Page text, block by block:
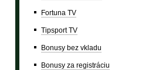
Fortuna TV
Tipsport TV
Bonusy bez vkladu
Bonusy za registráciu